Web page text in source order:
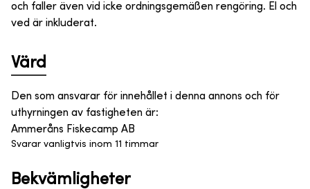
och faller även vid icke ordningsgemäßen rengöring. El och
ved är inkluderat.
Värd
Den som ansvarar för innehållet i denna annons och för
uthyrningen av fastigheten är:
Ammeråns Fiskecamp AB
Svarar vanligtvis inom 11 timmar
Bekvämligheter